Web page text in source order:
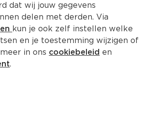
Oude Kaas
dat wij jouw gegevens
delen met derden. Via
kun je ook zelf instellen welke
en je toestemming wijzigen of
in ons cookiebeleid en
.